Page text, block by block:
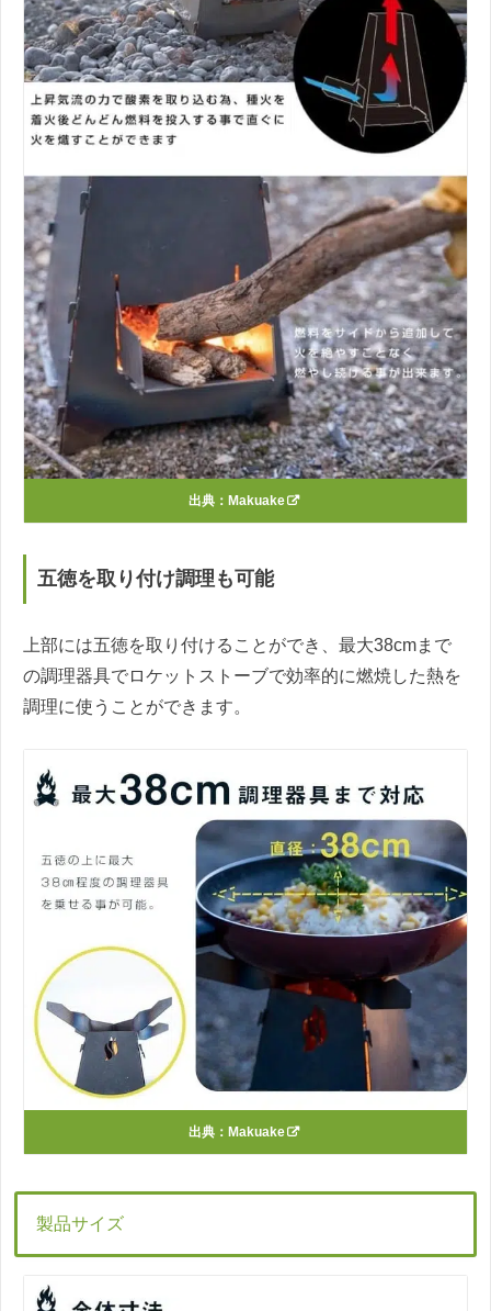
出典： Makuake
五徳を取り付け調理も可能
上部には五徳を取り付けることができ、最大38cmまで
の調理器具でロケットストーブで効率的に燃焼した熱を
調理に使うことができます。
出典： Makuake
製品サイズ